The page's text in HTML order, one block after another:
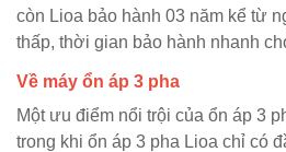
còn Lioa bảo hành 03 năm kể từ
thấp, thời gian bảo hành nhanh
Về máy ổn áp 3 pha
Một ưu điểm nổi trội của ổn áp 3
trong khi ổn áp 3 pha Lioa chỉ có